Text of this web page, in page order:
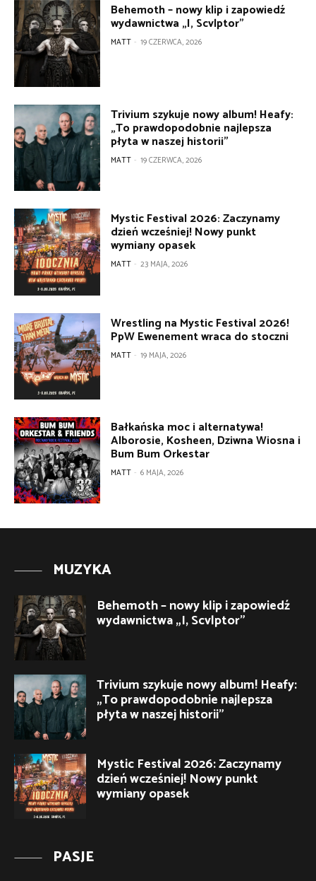
Behemoth – nowy klip i zapowiedź
wydawnictwa „I, Scvlptor”
MATT - 19 CZERWCA, 2026
Trivium szykuje nowy album! Heafy:
„To prawdopodobnie najlepsza
płyta w naszej historii”
MATT - 19 CZERWCA, 2026
Mystic Festival 2026: Zaczynamy
dzień wcześniej! Nowy punkt
wymiany opasek
MATT - 23 MAJA, 2026
Wrestling na Mystic Festival 2026!
PpW Ewenement wraca do stoczni
MATT - 19 MAJA, 2026
Bałkańska moc i alternatywa!
Alborosie, Kosheen, Dziwna Wiosna i
Bum Bum Orkestar
MATT - 6 MAJA, 2026
MUZYKA
Behemoth – nowy klip i zapowiedź
wydawnictwa „I, Scvlptor”
Trivium szykuje nowy album! Heafy:
„To prawdopodobnie najlepsza
płyta w naszej historii”
Mystic Festival 2026: Zaczynamy
dzień wcześniej! Nowy punkt
wymiany opasek
PASJE